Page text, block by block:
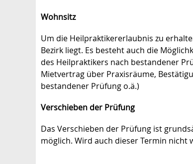
Wohnsitz
Um die Heilpraktikererlaubnis zu
Bezirk liegt. Es besteht auch die
des Heilpraktikers nach bestandener
Mietvertrag über Praxisräume,
bestandener Prüfung o.ä.)
Verschieben der Prüfung
Das Verschieben der Prüfung ist
möglich. Wird auch dieser Termin